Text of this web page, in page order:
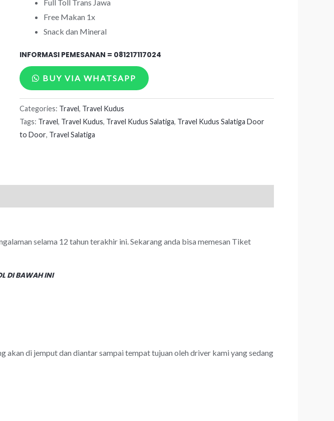
Full Toll Trans Jawa
Free Makan 1x
Snack dan Mineral
INFORMASI PEMESANAN = 081217117024
BUY VIA WHATSAPP
Kudus
-
Salatiga
quantity
Categories: Travel, Travel Kudus
Tags: Travel, Travel Kudus, Travel Kudus Salatiga, Travel Kudus Salatiga Door
to Door, Travel Salatiga
selama 12 tahun terakhir ini. Sekarang anda bisa memesan Tiket
DI BAWAH INI
akan di jemput dan diantar sampai tempat tujuan oleh driver kami yang sedang